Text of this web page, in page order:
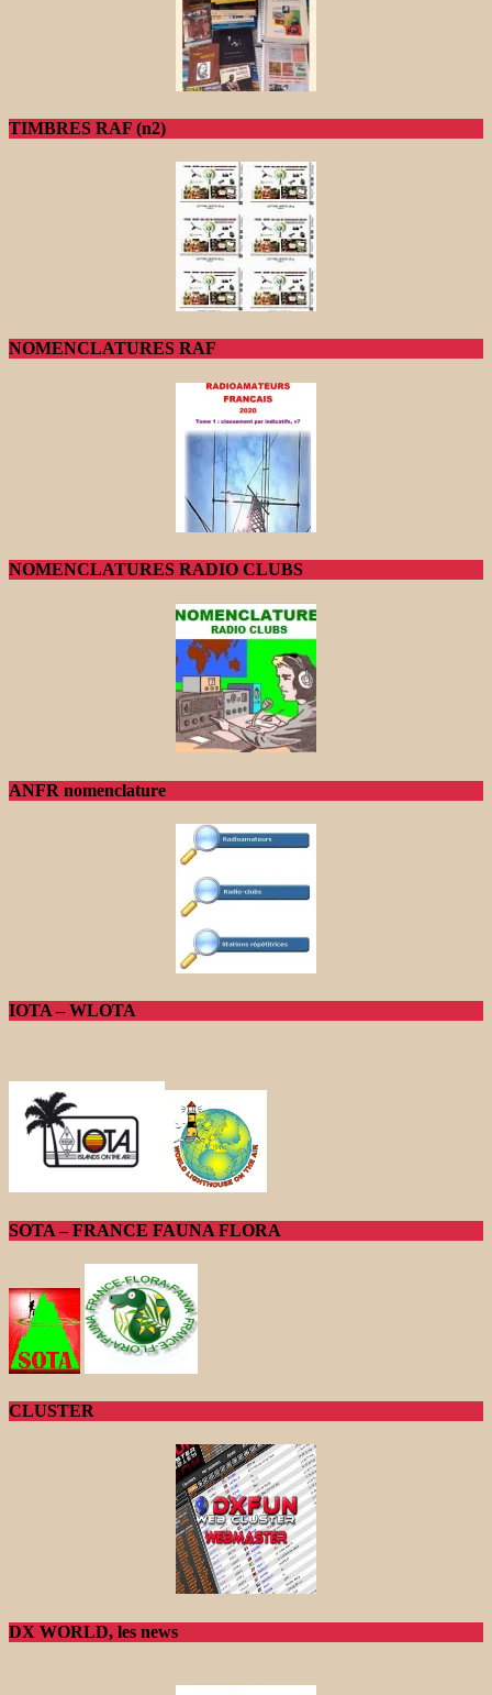
TIMBRES RAF (n2)
NOMENCLATURES RAF
NOMENCLATURES RADIO CLUBS
ANFR nomenclature
IOTA – WLOTA
SOTA – FRANCE FAUNA FLORA
CLUSTER
DX WORLD, les news